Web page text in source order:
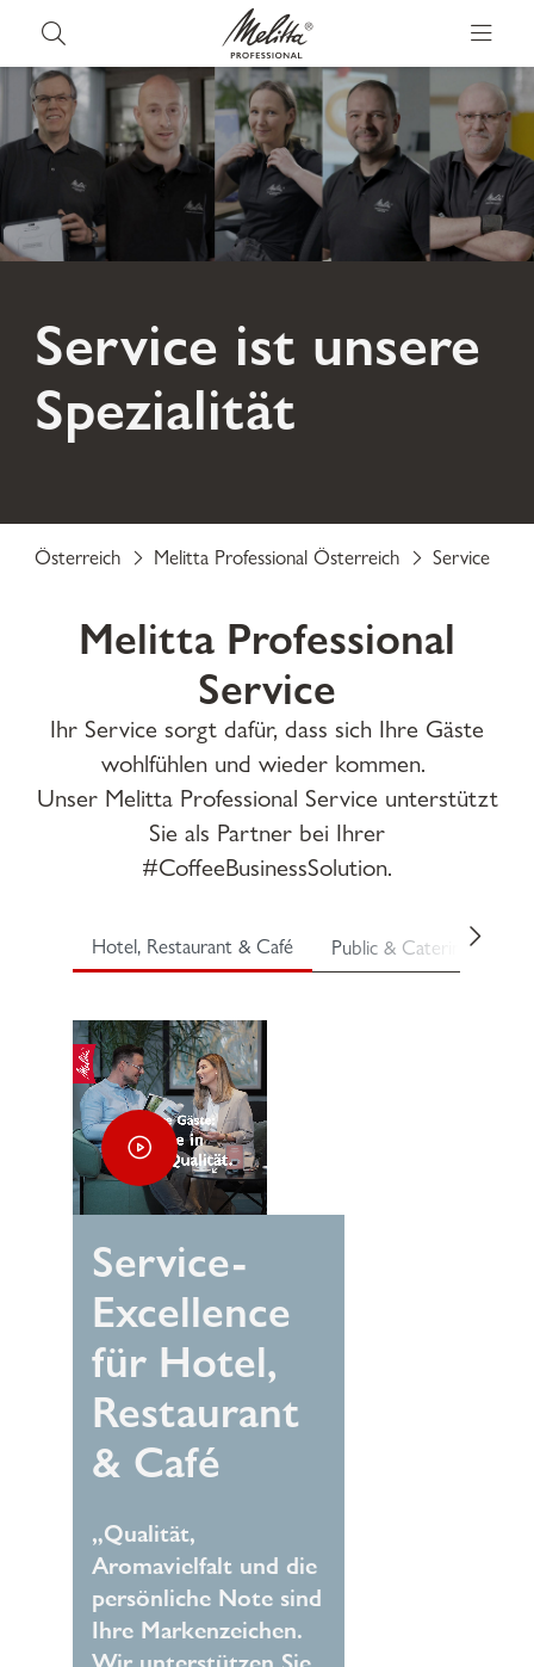
Service ist unsere
Spezialität
Österreich Melitta Professional Österreich Service
Melitta Professional
Service
Ihr Service sorgt dafür, dass sich Ihre Gäste
wohlfühlen und wieder kommen.
Unser Melitta Professional Service unterstützt
Sie als Partner bei Ihrer
#CoffeeBusinessSolution.
Hotel, Restaurant & Café Public & Catering
Service-
Excellence
für Hotel,
Restaurant
& Café
„Qualität,
Aromavielfalt und die
persönliche Note sind
Ihre Markenzeichen.